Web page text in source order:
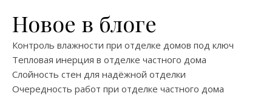
Новое в блоге
Контроль влажности при отделке домов под ключ
Тепловая инерция в отделке частного дома
Слойность стен для надёжной отделки
Очередность работ при отделке частного дома